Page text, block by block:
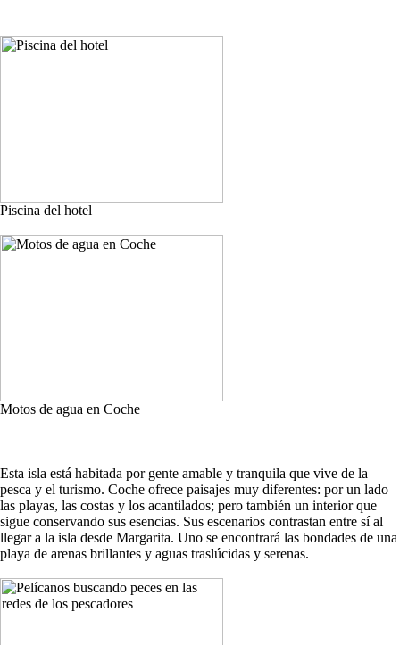
Piscina del hotel
Motos de agua en Coche
Esta isla está habitada por gente amable y tranquila que vive de la
pesca y el turismo. Coche ofrece paisajes muy diferentes: por un lado
las playas, las costas y los acantilados; pero también un interior que
sigue conservando sus esencias. Sus escenarios contrastan entre sí al
llegar a la isla desde Margarita. Uno se encontrará las bondades de una
playa de arenas brillantes y aguas traslúcidas y serenas.